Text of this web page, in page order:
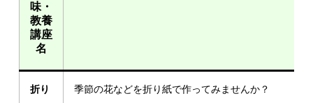
味・
教養
講座
名
折り
季節の花などを折り紙で作ってみませんか？